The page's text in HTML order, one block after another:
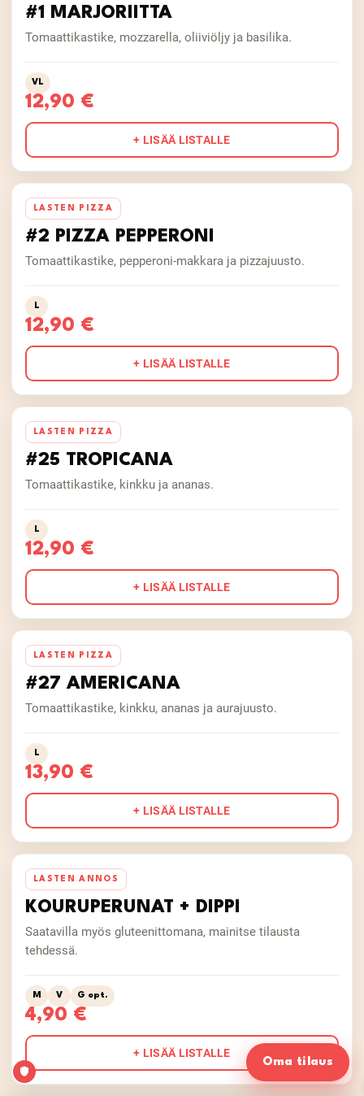
#1 MARJORIITTA
Tomaattikastike, mozzarella, oliiviöljy ja basilika.
VL
12,90 €
+ LISÄÄ LISTALLE
LASTEN PIZZA
#2 PIZZA PEPPERONI
Tomaattikastike, pepperoni-makkara ja pizzajuusto.
L
12,90 €
+ LISÄÄ LISTALLE
LASTEN PIZZA
#25 TROPICANA
Tomaattikastike, kinkku ja ananas.
L
12,90 €
+ LISÄÄ LISTALLE
LASTEN PIZZA
#27 AMERICANA
Tomaattikastike, kinkku, ananas ja aurajuusto.
L
13,90 €
+ LISÄÄ LISTALLE
LASTEN ANNOS
KOURUPERUNAT + DIPPI
Saatavilla myös gluteenittomana, mainitse tilausta
tehdessä.
M V G opt.
4,90 €
+ LISÄÄ LISTALLE
Oma tilaus